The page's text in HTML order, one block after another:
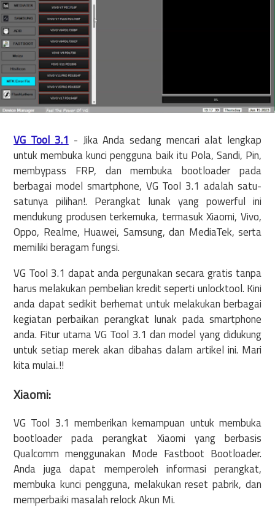
VG Tool 3.1- Jika Anda sedang mencari alat lengkap
untuk membuka kunci pengguna baik itu Pola, Sandi, Pin,
membypass FRP, dan membuka bootloader pada
berbagai model smartphone, VG Tool 3.1 adalah satu-
satunya pilihan!. Perangkat lunak yang powerful ini
mendukung produsen terkemuka, termasuk Xiaomi, Vivo,
Oppo, Realme, Huawei, Samsung, dan MediaTek, serta
memiliki beragam fungsi.
VG Tool 3.1 dapat anda pergunakan secara gratis tanpa
harus melakukan pembelian kredit seperti unlocktool. Kini
anda dapat sedikit berhemat untuk melakukan berbagai
kegiatan perbaikan perangkat lunak pada smartphone
anda. Fitur utama VG Tool 3.1 dan model yang didukung
untuk setiap merek akan dibahas dalam artikel ini. Mari
kita mulai..!!
Xiaomi:
VG Tool 3.1 memberikan kemampuan untuk membuka
bootloader pada perangkat Xiaomi yang berbasis
Qualcomm menggunakan Mode Fastboot Bootloader.
Anda juga dapat memperoleh informasi perangkat,
membuka kunci pengguna, melakukan reset pabrik, dan
memperbaiki masalah relock Akun Mi.